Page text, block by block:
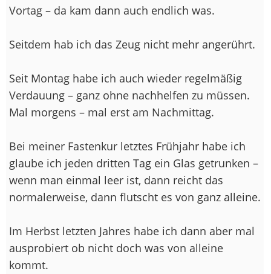
Vortag – da kam dann auch endlich was.
Seitdem hab ich das Zeug nicht mehr angerührt.
Seit Montag habe ich auch wieder regelmäßig
Verdauung – ganz ohne nachhelfen zu müssen.
Mal morgens – mal erst am Nachmittag.
Bei meiner Fastenkur letztes Frühjahr habe ich
glaube ich jeden dritten Tag ein Glas getrunken –
wenn man einmal leer ist, dann reicht das
normalerweise, dann flutscht es von ganz alleine.
Im Herbst letzten Jahres habe ich dann aber mal
ausprobiert ob nicht doch was von alleine
kommt.